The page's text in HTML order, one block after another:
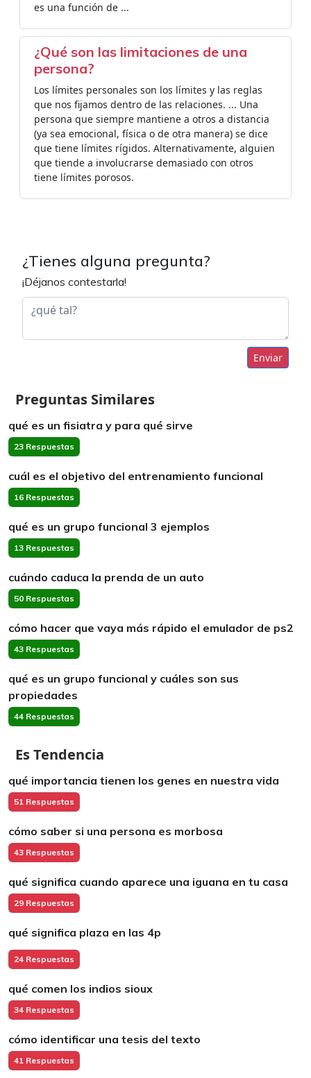
es una función de ...
¿Qué son las limitaciones de una
persona?
Los límites personales son los límites y las reglas
que nos fijamos dentro de las relaciones. ... Una
persona que siempre mantiene a otros a distancia
(ya sea emocional, física o de otra manera) se dice
que tiene límites rígidos. Alternativamente, alguien
que tiende a involucrarse demasiado con otros
tiene límites porosos.
¿Tienes alguna pregunta?
¡Déjanos contestarla!
Enviar
Preguntas Similares
qué es un fisiatra y para qué sirve
23 Respuestas
cuál es el objetivo del entrenamiento funcional
16 Respuestas
qué es un grupo funcional 3 ejemplos
13 Respuestas
cuándo caduca la prenda de un auto
50 Respuestas
cómo hacer que vaya más rápido el emulador de ps2
43 Respuestas
qué es un grupo funcional y cuáles son sus
propiedades
44 Respuestas
Es Tendencia
qué importancia tienen los genes en nuestra vida
51 Respuestas
cómo saber si una persona es morbosa
43 Respuestas
qué significa cuando aparece una iguana en tu casa
29 Respuestas
qué significa plaza en las 4p
24 Respuestas
qué comen los indios sioux
34 Respuestas
cómo identificar una tesis del texto
41 Respuestas